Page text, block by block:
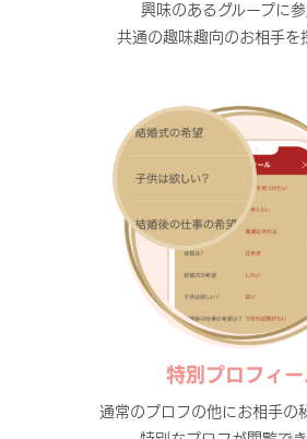
興味のあるグループに
共通の趣味趣向のお相手を
特別プロフィー
通常のプロフの他にお相手の